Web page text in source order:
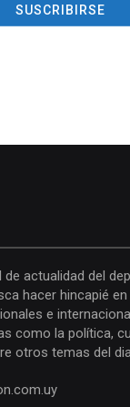
actualidad del
hacer hincapié
e
como la política,
otros temas del